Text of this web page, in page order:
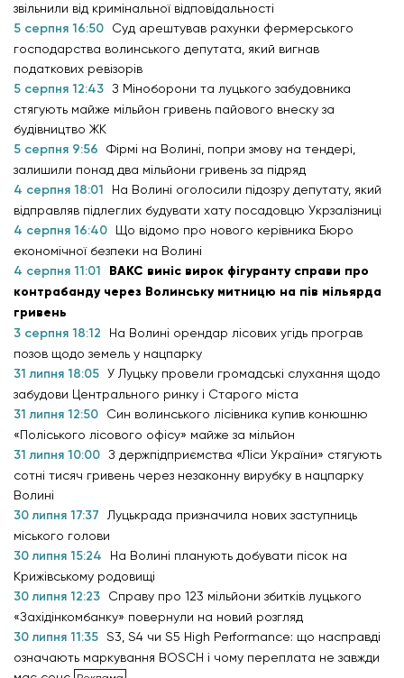
звільнили від кримінальної відповідальності
5 серпня 16:50
Суд арештував рахунки фермерського
господарства волинського депутата, який вигнав
податкових ревізорів
5 серпня 12:43 З Міноборони та луцького забудовника
стягують майже мільйон гривень пайового внеску за
будівництво ЖК
5 серпня 9:56
Фірмі на Волині, попри змову на тендері,
залишили понад два мільйони гривень за підряд
4 серпня 18:01
На Волині оголосили підозру депутату, який
відправляв підлеглих будувати хату посадовцю Укрзалізниці
4 серпня 16:40
Що відомо про нового керівника Бюро
економічної безпеки на Волині
4 серпня 11:01
ВАКС виніс вирок фігуранту справи про
контрабанду через Волинську митницю на пів мільярда
гривень
3 серпня 18:12
На Волині орендар лісових угідь програв
позов щодо земель у нацпарку
31 липня 18:05 У Луцьку провели громадські слухання щодо
забудови Центрального ринку і Старого міста
31 липня 12:50
Син волинського лісівника купив конюшню
«Поліського лісового офісу» майже за мільйон
31 липня 10:00 З держпідприємства «Ліси України» стягують
сотні тисяч гривень через незаконну вирубку в нацпарку
Волині
30 липня 17:37
Луцькрада призначила нових заступниць
міського голови
30 липня 15:24
На Волині планують добувати пісок на
Крижівському родовищі
30 липня 12:23
Справу про 123 мільйони збитків луцького
«Західінкомбанку» повернули на новий розгляд
30 липня 11:35 S3, S4 чи S5 High Performance: що насправді
означають маркування BOSCH і чому переплата не завжди